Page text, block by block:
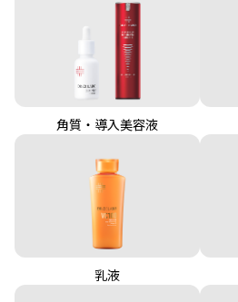
角質・導入美容液
乳液